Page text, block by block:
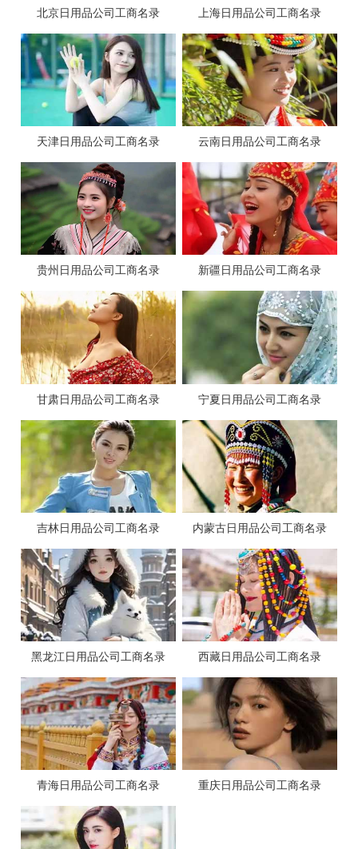
北京日用品公司工商名录 上海日用品公司工商名录
天津日用品公司工商名录 云南日用品公司工商名录
贵州日用品公司工商名录 新疆日用品公司工商名录
甘肃日用品公司工商名录 宁夏日用品公司工商名录
吉林日用品公司工商名录 内蒙古日用品公司工商名录
黑龙江日用品公司工商名录 西藏日用品公司工商名录
青海日用品公司工商名录 重庆日用品公司工商名录